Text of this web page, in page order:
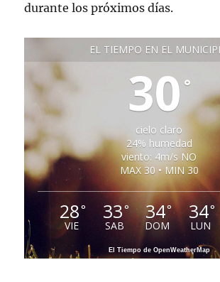
durante los próximos días.
EL TIEMPO EN EL
30 °
cielo claro
24% humedad
viento: 4m/s NO
MAX 30 • MIN 30
28°
VIE
33°
SAB
34°
DOM
34°
LUN
El Tiempo de OpenWeatherMap